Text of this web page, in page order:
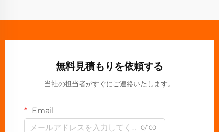
無料見積もりを依頼する
当社の担当者がすぐにご連絡いたします。
Email
0/100